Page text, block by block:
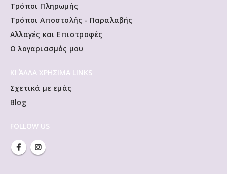
Τρόποι Πληρωμής
Τρόποι Αποστολής - Παραλαβής
Αλλαγές και Επιστροφές
Ο λογαριασμός μου
ΚΙ ΆΛΛΑ ΧΡΗΣΙΜΑ LINKS
Σχετικά με εμάς
Blog
FOLLOW US